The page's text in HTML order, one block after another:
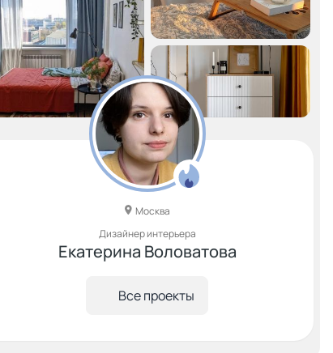
Москва
Дизайнер интерьера
Екатерина Воловатова
Все проекты